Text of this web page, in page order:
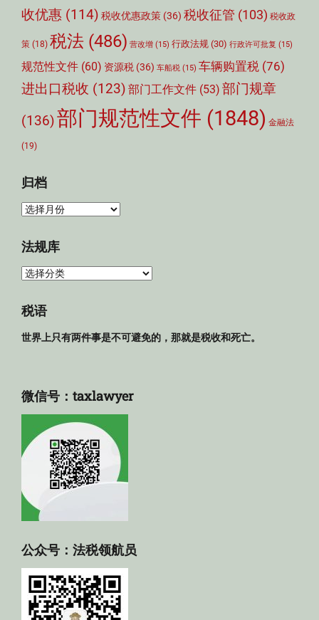
收优惠 (114) 税收优惠政策 (36) 税收征管 (103) 税收政
策 (18) 税法 (486) 营改增 (15) 行政法规 (30) 行政许可批复 (15)
规范性文件 (60) 资源税 (36) 车船税 (15) 车辆购置税 (76)
进出口税收 (123) 部门工作文件 (53) 部门规章
(136)部门规范性文件 (1848) 金融法
(19)
归档
归
法规库
法
库
税语
世界上只有两件事是不可避免的，那就是税收和死亡。
微信号：taxlawyer
公众号：法税领航员